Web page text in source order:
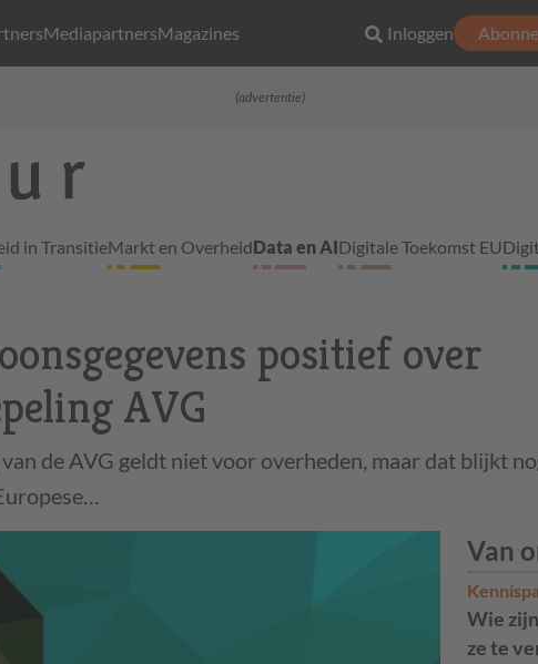
MediapartnersMagazines Inloggen
(advertentie)
in TransitieMarkt en OverheidData en AIDigitale Toekomst EU
positief over
AVG
de AVG geldt niet voor overheden, maar dat blijkt
Van
Wie
ze te